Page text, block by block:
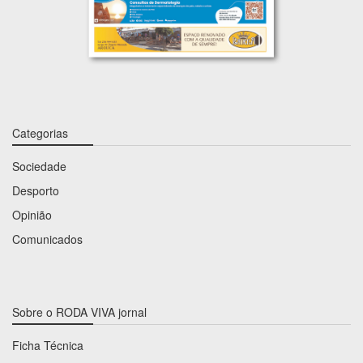
Categorias
Sociedade
Desporto
Opinião
Comunicados
Sobre o RODA VIVA jornal
Ficha Técnica